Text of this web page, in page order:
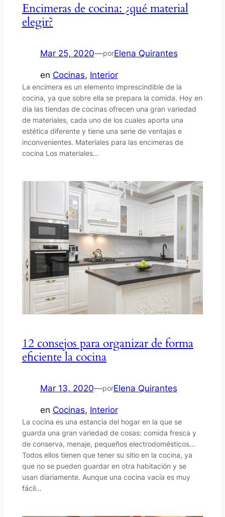
Encimeras de cocina: ¿qué material
elegir?
Mar 25, 2020—porElena Quirantes
en Cocinas, Interior
La encimera es un elemento imprescindible de la
cocina, ya que sobre ella se prepara la comida. Hoy en
día las tiendas de cocinas ofrecen una gran variedad
de materiales, cada uno de los cuales aporta una
estética diferente y tiene una serie de ventajas e
inconvenientes. Materiales para las encimeras de
cocina Los materiales…
12 consejos para organizar de forma
eficiente la cocina
Mar 13, 2020—porElena Quirantes
en Cocinas, Interior
La cocina es una estancia del hogar en la que se
guarda una gran variedad de cosas: comida fresca y
de conserva, menaje, pequeños electrodomésticos…
Todos ellos tienen que tener su sitio en la cocina, ya
que no se pueden guardar en otra habitación y se
usan diariamente. Aunque una cocina vacía es muy
fácil…